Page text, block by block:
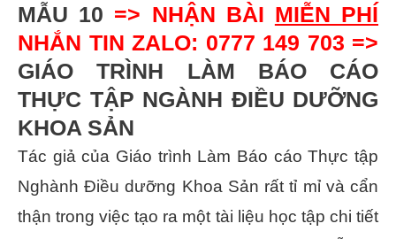
MẪU 10 => NHẬN BÀI MIỄN PHÍ
NHẮN TIN ZALO: 0777 149 703 =>
GIÁO TRÌNH LÀM BÁO CÁO
THỰC TẬP NGÀNH ĐIỀU DƯỠNG
KHOA SẢN
Tác giả của Giáo trình Làm Báo cáo Thực tập
Nghành Điều dưỡng Khoa Sản rất tỉ mỉ và cẩn
thận trong việc tạo ra một tài liệu học tập chi tiết